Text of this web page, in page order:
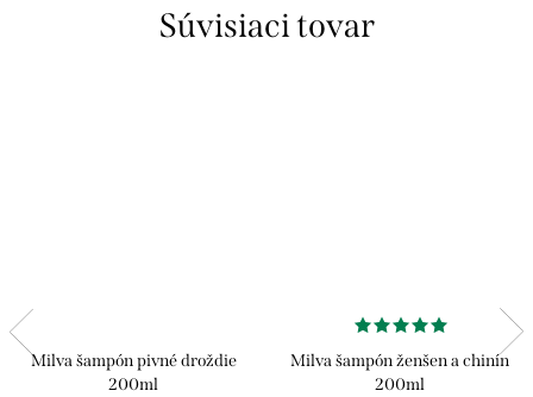
Súvisiaci tovar
Milva šampón pivné droždie
200ml
Milva šampón ženšen a chinín
200ml